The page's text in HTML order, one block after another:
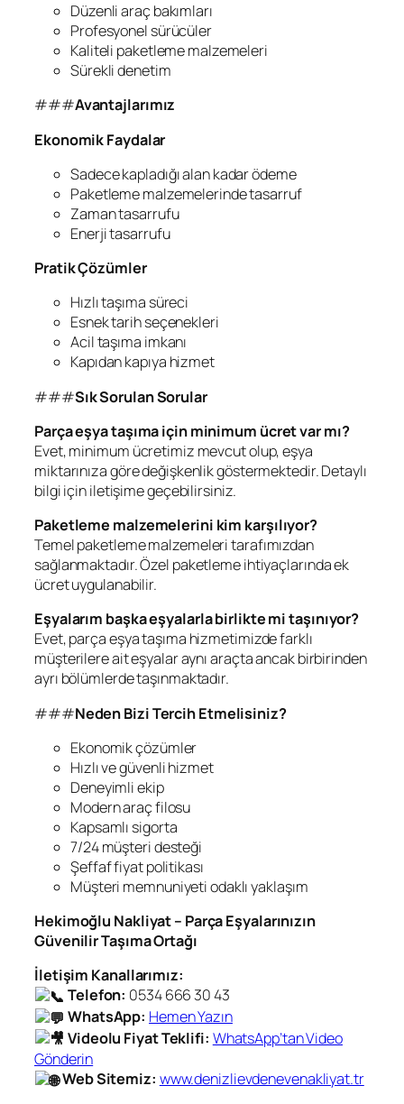
Düzenli araç bakımları
Profesyonel sürücüler
Kaliteli paketleme malzemeleri
Sürekli denetim
###Avantajlarımız
Ekonomik Faydalar
Sadece kapladığı alan kadar ödeme
Paketleme malzemelerinde tasarruf
Zaman tasarrufu
Enerji tasarrufu
Pratik Çözümler
Hızlı taşıma süreci
Esnek tarih seçenekleri
Acil taşıma imkanı
Kapıdan kapıya hizmet
###Sık Sorulan Sorular
Parça eşya taşıma için minimum ücret var mı?
Evet, minimum ücretimiz mevcut olup, eşya
miktarınıza göre değişkenlik göstermektedir. Detaylı
bilgi için iletişime geçebilirsiniz.
Paketleme malzemelerini kim karşılıyor?
Temel paketleme malzemeleri tarafımızdan
sağlanmaktadır. Özel paketleme ihtiyaçlarında ek
ücret uygulanabilir.
Eşyalarım başka eşyalarla birlikte mi taşınıyor?
Evet, parça eşya taşıma hizmetimizde farklı
müşterilere ait eşyalar aynı araçta ancak birbirinden
ayrı bölümlerde taşınmaktadır.
###Neden Bizi Tercih Etmelisiniz?
Ekonomik çözümler
Hızlı ve güvenli hizmet
Deneyimli ekip
Modern araç filosu
Kapsamlı sigorta
7/24 müşteri desteği
Şeffaf fiyat politikası
Müşteri memnuniyeti odaklı yaklaşım
Hekimoğlu Nakliyat – Parça Eşyalarınızın
Güvenilir Taşıma Ortağı
İletişim Kanallarımız:
Telefon: 0534 666 30 43
WhatsApp: Hemen Yazın
Videolu Fiyat Teklifi: WhatsApp’tan Video
Gönderin
Web Sitemiz: www.denizlievdenevenakliyat.tr